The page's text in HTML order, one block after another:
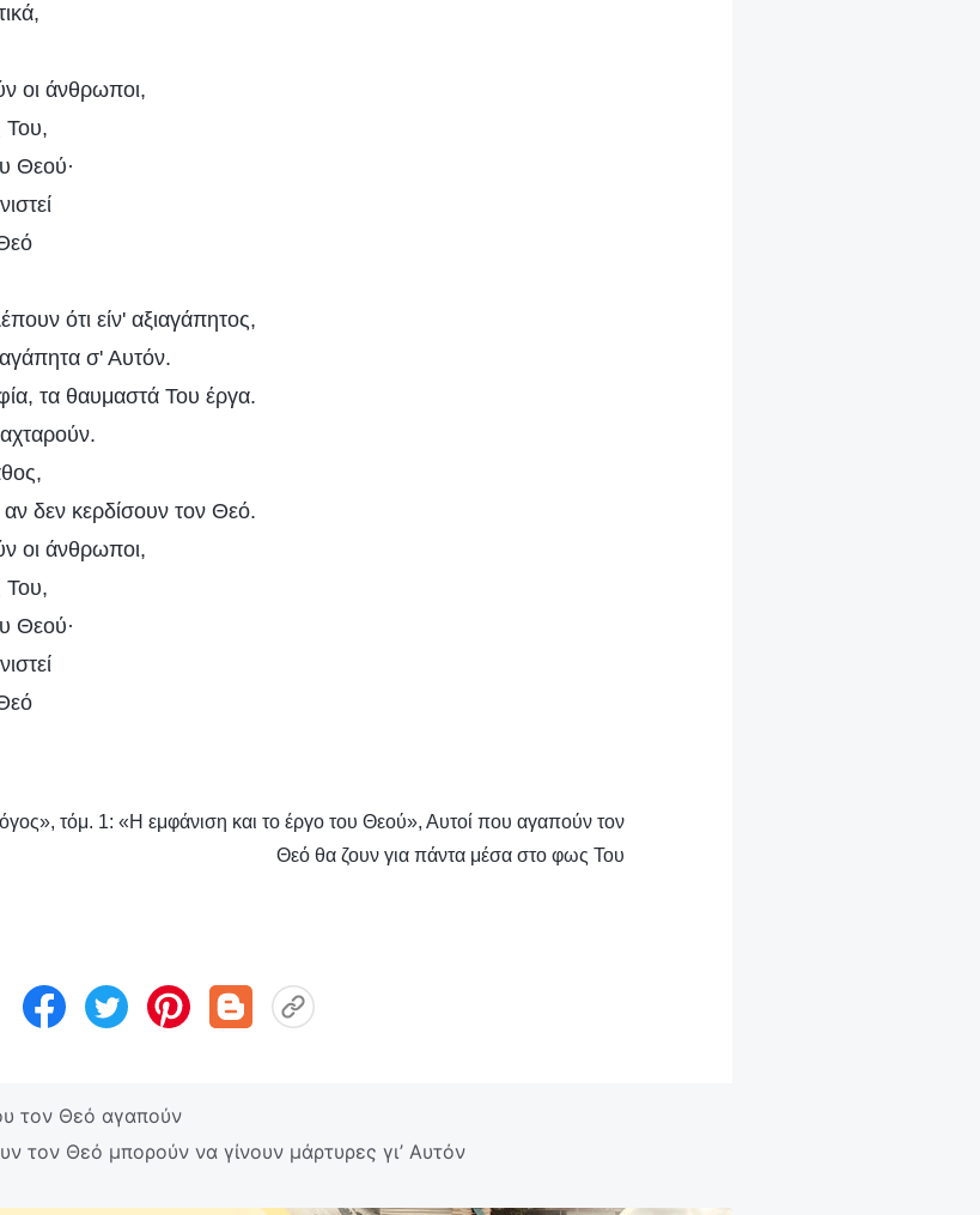
οι άνθρωποι,
Του,
Θεού·
ότι είν' αξιαγάπητος,
σ' Αυτόν.
τα θαυμαστά Του έργα.
δεν κερδίσουν τον Θεό.
οι άνθρωποι,
Του,
Θεού·
τόμ. 1: «Η εμφάνιση και το έργο του Θεού», Αυτοί που αγαπούν τον
Θεό θα ζουν για πάντα μέσα στο φως Του
τον Θεό αγαπούν
τον Θεό μπορούν να γίνουν μάρτυρες γι’ Αυτόν